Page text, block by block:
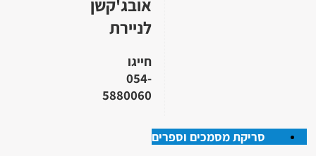
אובג'קשן
לניירת
חייגו
054-
5880060
סריקת מסמכים וספרים